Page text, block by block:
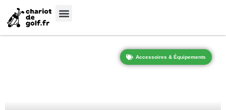
Accessoires & Équipements